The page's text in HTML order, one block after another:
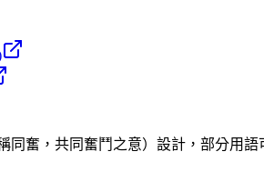
同奮，共同奮鬥之意）設計，部分用